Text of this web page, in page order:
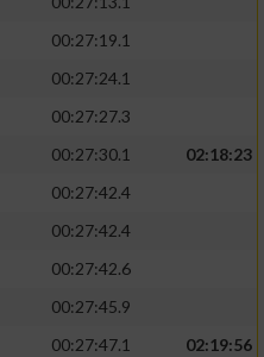
00:27:19.1
00:27:24.1
00:27:27.3
00:27:30.1
02:18:23
00:27:42.4
00:27:42.4
00:27:42.6
00:27:45.9
00:27:47.1
02:19:56